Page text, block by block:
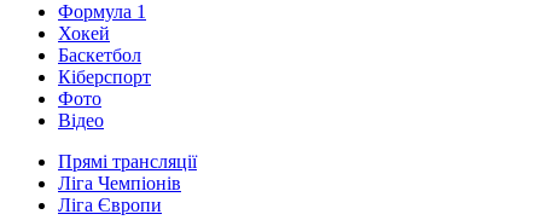
Формула 1
Хокей
Баскетбол
Кіберспорт
Фото
Відео
Прямі трансляції
Ліга Чемпіонів
Ліга Європи